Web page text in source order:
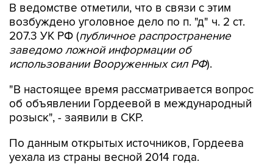
В ведомстве отметили, что в связи с этим
возбуждено уголовное дело по п. "д" ч. 2 ст.
207.3 УК РФ (публичное распространение
заведомо ложной информации об
использовании Вооруженных сил РФ).
"В настоящее время рассматривается вопрос
об объявлении Гордеевой в международный
розыск", - заявили в СКР.
По данным открытых источников, Гордеева
уехала из страны весной 2014 года.